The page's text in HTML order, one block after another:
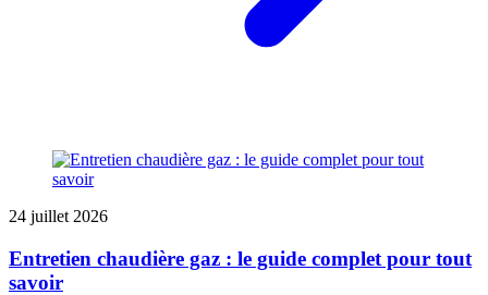
24 juillet 2026
Entretien chaudière gaz : le guide complet pour tout
savoir